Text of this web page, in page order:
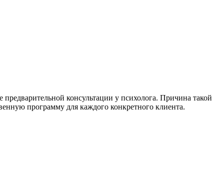
консультации у психолога. Причина такой
программу для каждого конкретного клиента.